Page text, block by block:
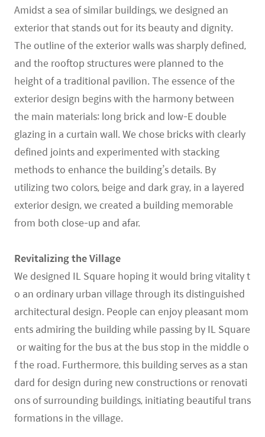
Amidst a sea of similar buildings, we designed an
exterior that stands out for its beauty and dignity.
The outline of the exterior walls was sharply defined,
and the rooftop structures were planned to the
height of a traditional pavilion. The essence of the
exterior design begins with the harmony between
the main materials: long brick and low-E double
glazing in a curtain wall. We chose bricks with clearly
defined joints and experimented with stacking
methods to enhance the building’s details. By
utilizing two colors, beige and dark gray, in a layered
exterior design, we created a building memorable
from both close-up and afar.
Revitalizing the Village
We designed IL Square hoping it would bring vitality t
o an ordinary urban village through its distinguished
architectural design. People can enjoy pleasant mom
ents admiring the building while passing by IL Square
or waiting for the bus at the bus stop in the middle o
f the road. Furthermore, this building serves as a stan
dard for design during new constructions or renovati
ons of surrounding buildings, initiating beautiful trans
formations in the village.